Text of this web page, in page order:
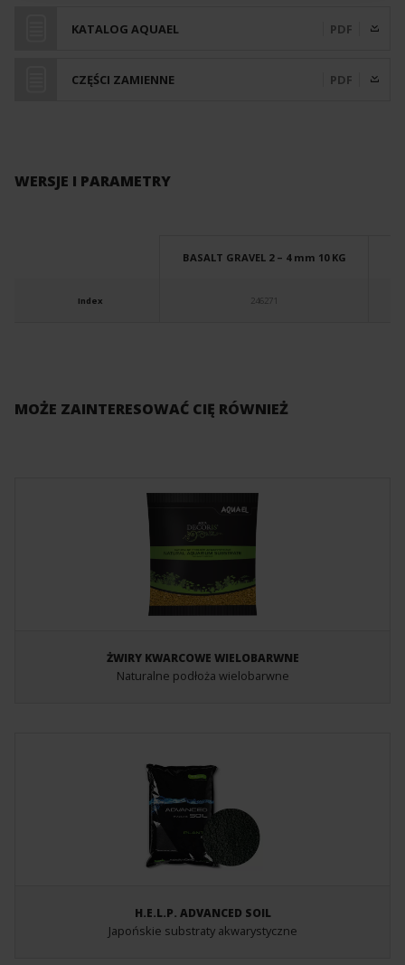
KATALOG AQUAEL PDF
CZĘŚCI ZAMIENNE PDF
WERSJE I PARAMETRY
Index
BASALT GRAVEL 2 – 4 mm 10 KG
246271
MOŻE ZAINTERESOWAĆ CIĘ RÓWNIEŻ
ŻWIRY KWARCOWE WIELOBARWNE
Naturalne podłoża wielobarwne
H.E.L.P. ADVANCED SOIL
Japońskie substraty akwarystyczne